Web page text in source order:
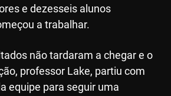
e dezesseis alunos
a trabalhar.
não tardaram a chegar e o
professor Lake, partiu com
equipe para seguir uma